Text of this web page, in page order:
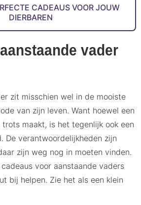
CADEAUS VOOR JOUW
DIERBAREN
vader
zit misschien wel in de mooiste
van zijn leven. Want hoewel een
maakt, is het tegenlijk ook een
De verantwoordelijkheden zijn
zijn weg nog in moeten vinden.
voor aanstaande vaders
bij helpen. Zie het als een klein